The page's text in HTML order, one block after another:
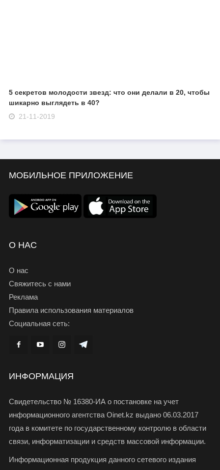
5 секретов молодости звезд: что они делали в 20, чтобы
шикарно выглядеть в 40?
21-11-2019
МОБИЛЬНОЕ ПРИЛОЖЕНИЕ
О НАС
О нас
Свяжитесь с нами
Реклама
Правила использования материалов
Социальная сеть:
ИНФОРМАЦИЯ
Свидетельство № 16380-ИА о постановке на учет
информационного агентства Oinet.kz выдано 06.03.2017
года в комитете по государственному контролю в области
связи, информатизации и средств массовой информации.
Информационная продукция данного сетевого издания